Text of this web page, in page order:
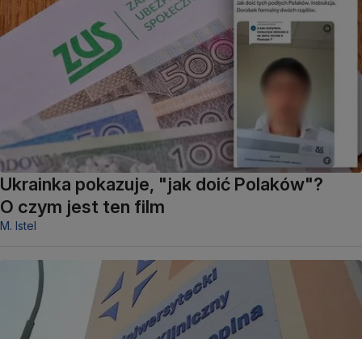
Ukrainka pokazuje, "jak doić Polaków"?
O czym jest ten film
M. Istel